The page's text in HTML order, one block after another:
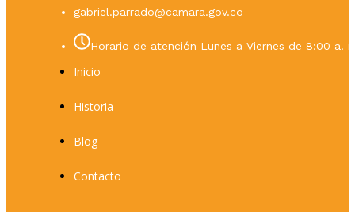
gabriel.parrado@camara.gov.co
Horario de atención Lunes a Viernes de 8:00 a.
Inicio
Historia
Blog
Contacto